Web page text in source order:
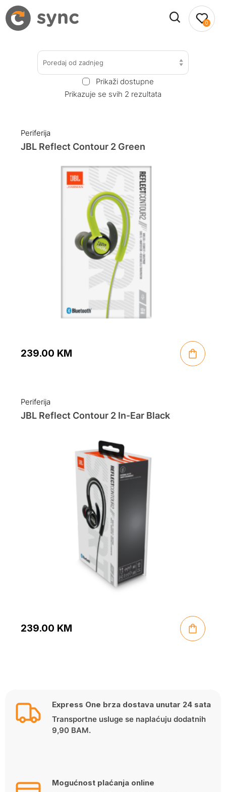
0
Poredaj od zadnjeg
Prikaži dostupne
Prikazuje se svih 2 rezultata
Periferija
JBL Reflect Contour 2 Green
239.00 KM
Periferija
JBL Reflect Contour 2 In-Ear Black
239.00 KM
Express One brza dostava unutar 24 sata
Transportne usluge se naplaćuju dodatnih
9,90 BAM.
Mogućnost plaćanja online